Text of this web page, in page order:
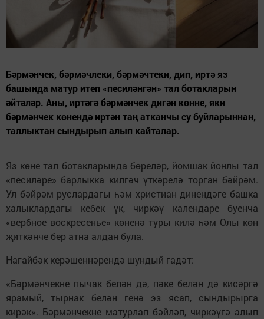
Бәрмәнчек, бәрмәчлеки, бәрмәчтеки, дип, иртә яз
башында матур итеп «песиләнгән» тал ботакларын
әйтәләр. Аны, иртәгә бәрмәнчек дигән көнне, яки
бәрмәнчек көнендә иртән таң атканчы су буйларыннан,
таллыктан сындырып алып кайталар.
Яз көне тал ботакларында бөреләр, йомшак йонлы тал
«песиләре» барлыкка килгәч үткәрелә торган бәйрәм.
Ул бәйрәм руслардагы һәм христиан динендәге башка
халыклардагы кебек үк, чиркәү календаре буенча
«вербное воскресенье» көненә туры килә һәм Олы көн
җиткәнче бер атна алдан була.
Нагайбәк керәшеннәрендә шундый гадәт:
«Бәрмәнчекне пычак белән дә, пәке белән дә кисәргә
ярамый, тырнак белән генә эз ясап, сындырырга
кирәк». Бәрмәнчекне матурлап бәйләп, чиркәүгә алып